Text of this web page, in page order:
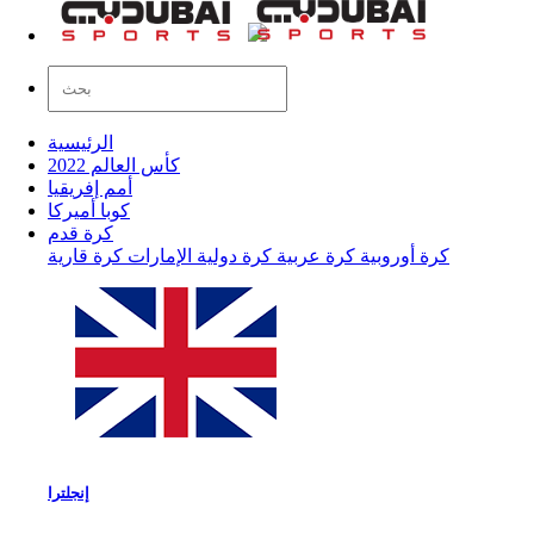
الرئيسية
كأس العالم 2022
أمم إفريقيا
كوبا أميركا
كرة قدم
كرة أوروبية كرة عربية كرة دولية الإمارات كرة قارية
إنجلترا